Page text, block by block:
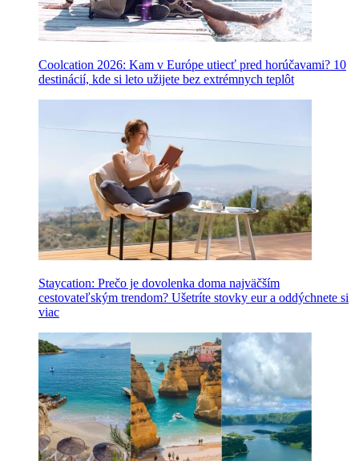
Coolcation 2026: Kam v Európe utiecť pred horúčavami? 10
destinácií, kde si leto užijete bez extrémnych teplôt
Staycation: Prečo je dovolenka doma najväčším
cestovateľským trendom? Ušetríte stovky eur a oddýchnete si
viac